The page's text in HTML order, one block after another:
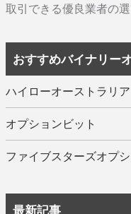
取引できる優良業者の
おすすめバイナリー
ハイローオーストラリア
オプションビット
ファイブスターズオプ
最新記事